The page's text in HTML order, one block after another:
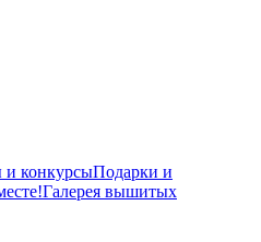
конкурсыПодарки и
Галерея вышитых